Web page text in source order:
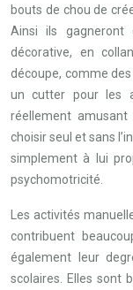
bouts de chou de
Ainsi ils gagneront
décorative, en
découpe, comme
un cutter pour les
réellement amusant
choisir seul et sans
simplement à lui
psychomotricité.
Les activités
contribuent
également leur
scolaires. Elles sont